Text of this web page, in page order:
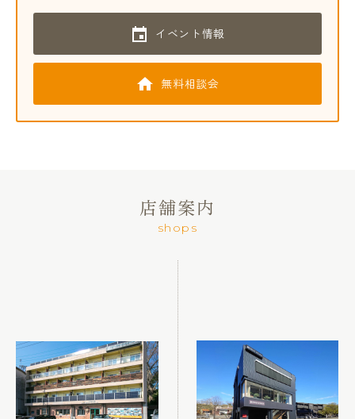
イベント情報
無料相談会
店舗案内
shops